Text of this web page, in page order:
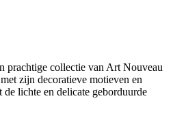
prachtige collectie van Art Nouveau
zijn decoratieve motieven en
lichte en delicate geborduurde